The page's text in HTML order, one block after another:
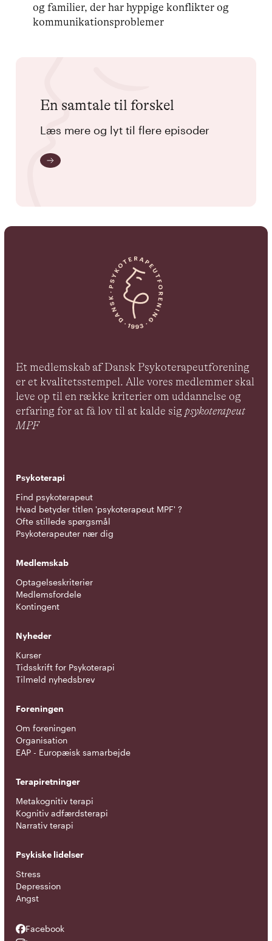
og familier, der har hyppige konflikter og
kommunikationsproblemer
En samtale til forskel
Læs mere og lyt til flere episoder
Et medlemskab af Dansk Psykoterapeutforening
er et kvalitetsstempel. Alle vores medlemmer skal
leve op til en række kriterier om uddannelse og
erfaring for at få lov til at kalde sig psykoterapeut
MPF
Psykoterapi
Find psykoterapeut
Hvad betyder titlen 'psykoterapeut MPF' ?
Ofte stillede spørgsmål
Psykoterapeuter nær dig
Medlemskab
Optagelseskriterier
Medlemsfordele
Kontingent
Nyheder
Kurser
Tidsskrift for Psykoterapi
Tilmeld nyhedsbrev
Foreningen
Om foreningen
Organisation
EAP - Europæisk samarbejde
Terapiretninger
Metakognitiv terapi
Kognitiv adfærdsterapi
Narrativ terapi
Psykiske lidelser
Stress
Depression
Angst
Facebook
Facebook